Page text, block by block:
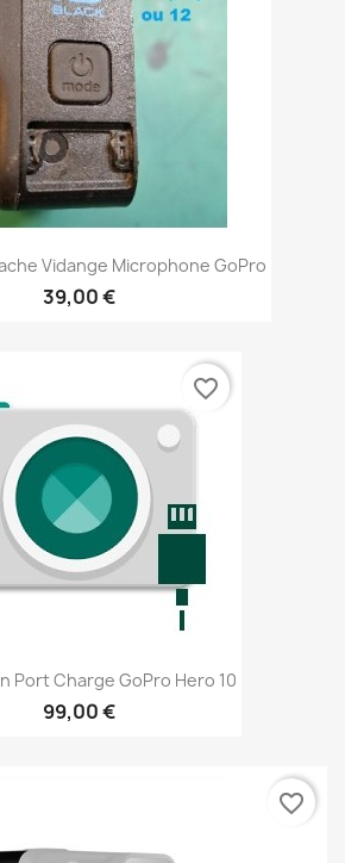
Vidange Microphone GoPro
39,00 €
Port Charge GoPro Hero 10
99,00 €
favorite_border
favorite_border